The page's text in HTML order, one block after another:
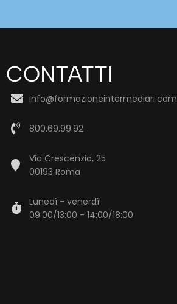
CONTATTI
info@formazioneintermediari.com
800.69.99.92
Via Crescenzio, 25
00193 Roma
Lunedì - venerdì
09:00/13:00 - 14:00/18:00